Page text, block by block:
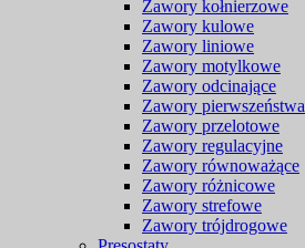
Zawory kołnierzowe
Zawory kulowe
Zawory liniowe
Zawory motylkowe
Zawory odcinające
Zawory pierwszeństwa
Zawory przelotowe
Zawory regulacyjne
Zawory równoważące
Zawory różnicowe
Zawory strefowe
Zawory trójdrogowe